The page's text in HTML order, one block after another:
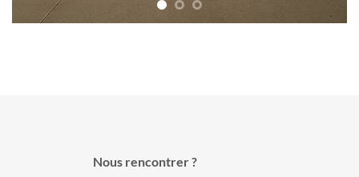
Nous rencontrer ?